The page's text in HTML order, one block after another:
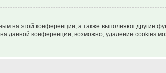
на этой конференции, а также выполняют другие
данной конференции, возможно, удаление cookies